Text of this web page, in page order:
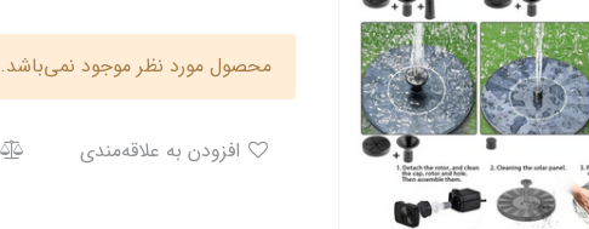
محصول مورد نظر موجود نمی‌باشد.